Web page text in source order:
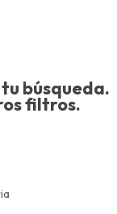
búsqueda.
filtros.